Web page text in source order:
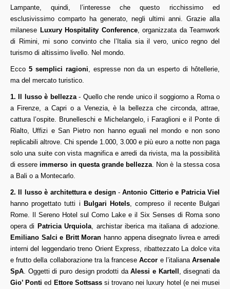
Lampante, quindi, l’interesse che questo ricchissimo ed
esclusivissimo comparto ha generato, negli ultimi anni. Grazie alla
milanese Luxury Hospitality Conference, organizzata da Teamwork
di Rimini, mi sono convinto che l’Italia sia il vero, unico regno del
turismo di altissimo livello. Nel mondo.
Ecco 5 semplici ragioni, espresse non da un esperto di hôtellerie,
ma del mercato turistico.
1. Il lusso è bellezza- Quello che rende unico il soggiorno a Roma o
a Firenze, a Capri o a Venezia, è la bellezza che circonda, attrae,
cattura l’ospite. Brunelleschi e Michelangelo, i Faraglioni e il Ponte di
Rialto, Uffizi e San Pietro non hanno eguali nel mondo e non sono
replicabili altrove. Chi spende 1.000, 3.000 e più euro a notte non paga
solo una suite con vista magnifica e arredi da rivista, ma la possibilità
di essereimmerso in questa grande bellezza. Non è la stessa cosa
a Bali o a Montecarlo.
2. Il lusso è architettura e design-Antonio Citterio e Patricia Viel
hanno progettato tutti i Bulgari Hotels, compreso il recente Bulgari
Rome. Il Sereno Hotel sul Como Lake e il Six Senses di Roma sono
opera di Patricia Urquiola, archistar iberica ma italiana di adozione.
Emiliano Salci e Britt Moran hanno appena disegnato livrea e arredi
interni del leggendario treno Orient Express, ribattezzato La dolce vita
e frutto della collaborazione tra la franceseAccor e l’italianaArsenale
SpA. Oggetti di puro design prodotti daAlessi e Kartell , disegnati da
Gio’ Ponti ed Ettore Sottsasssi trovano nei luxury hotel (e nei musei